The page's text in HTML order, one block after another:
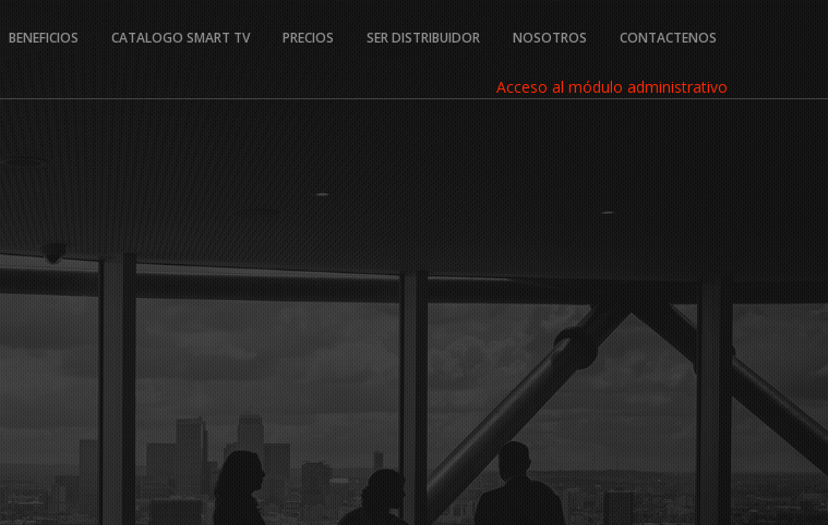
BENEFICIOS CATALOGO SMART TV PRECIOS SER DISTRIBUIDOR NOSOTROS CONTACTENOS
Acceso al módulo administrativo